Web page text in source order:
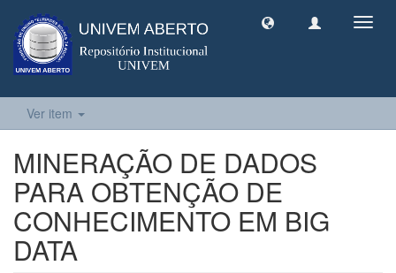
Ver item
MINERAÇÃO DE DADOS
PARA OBTENÇÃO DE
CONHECIMENTO EM BIG
DATA